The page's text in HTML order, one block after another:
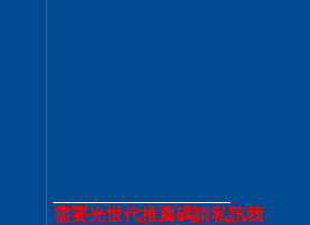
需要光世代推薦碼請私訊我